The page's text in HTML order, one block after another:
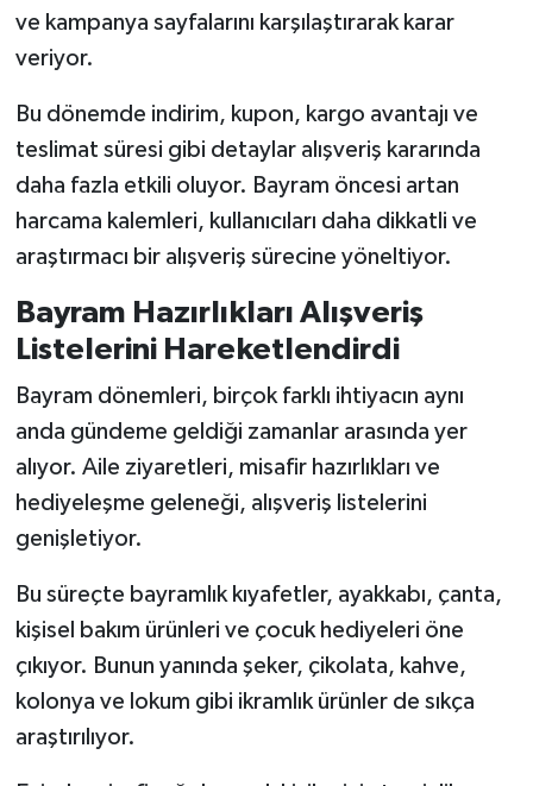
ve kampanya sayfalarını karşılaştırarak karar
veriyor.
Bu dönemde indirim, kupon, kargo avantajı ve
teslimat süresi gibi detaylar alışveriş kararında
daha fazla etkili oluyor. Bayram öncesi artan
harcama kalemleri, kullanıcıları daha dikkatli ve
araştırmacı bir alışveriş sürecine yöneltiyor.
Bayram Hazırlıkları Alışveriş
Listelerini Hareketlendirdi
Bayram dönemleri, birçok farklı ihtiyacın aynı
anda gündeme geldiği zamanlar arasında yer
alıyor. Aile ziyaretleri, misafir hazırlıkları ve
hediyeleşme geleneği, alışveriş listelerini
genişletiyor.
Bu süreçte bayramlık kıyafetler, ayakkabı, çanta,
kişisel bakım ürünleri ve çocuk hediyeleri öne
çıkıyor. Bunun yanında şeker, çikolata, kahve,
kolonya ve lokum gibi ikramlık ürünler de sıkça
araştırılıyor.